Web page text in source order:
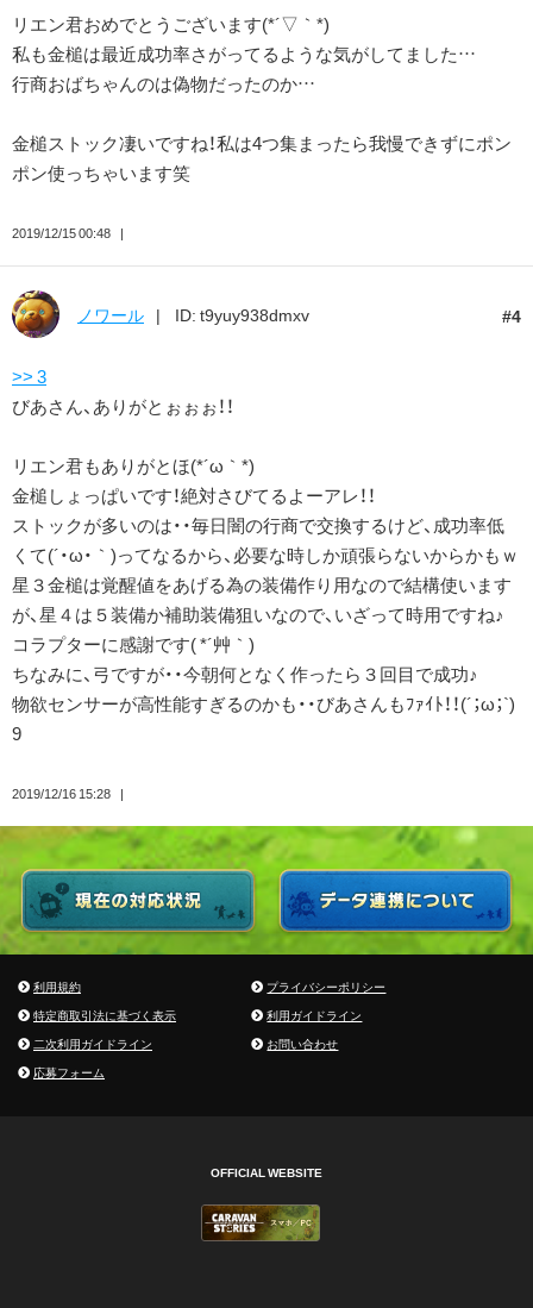
リエン君おめでとうございます(*´▽｀*)
私も金槌は最近成功率さがってるような気がしてました…
行商おばちゃんのは偽物だったのか…
金槌ストック凄いですね！私は4つ集まったら我慢できずにポン
ポン使っちゃいます笑
2019/12/15 00:48
4
ノワール ID: t9yuy938dmxv
>> 3
びあさん、ありがとぉぉぉ！！
リエン君もありがとほ(*´ω｀*)
金槌しょっぱいです！絶対さびてるよーアレ！！
ストックが多いのは・・毎日闇の行商で交換するけど、成功率低
くて(´・ω・｀)ってなるから、必要な時しか頑張らないからかもｗ
星３金槌は覚醒値をあげる為の装備作り用なので結構使います
が、星４は５装備か補助装備狙いなので、いざって時用ですね♪
コラプターに感謝です( *´艸｀)
ちなみに、弓ですが・・今朝何となく作ったら３回目で成功♪
物欲センサーが高性能すぎるのかも・・びあさんもﾌｧｲﾄ！！(´；ω；`)
9
2019/12/16 15:28
利用規約
プライバシーポリシー
特定商取引法に基づく表示
利用ガイドライン
二次利用ガイドライン
お問い合わせ
応募フォーム
OFFICIAL WEBSITE